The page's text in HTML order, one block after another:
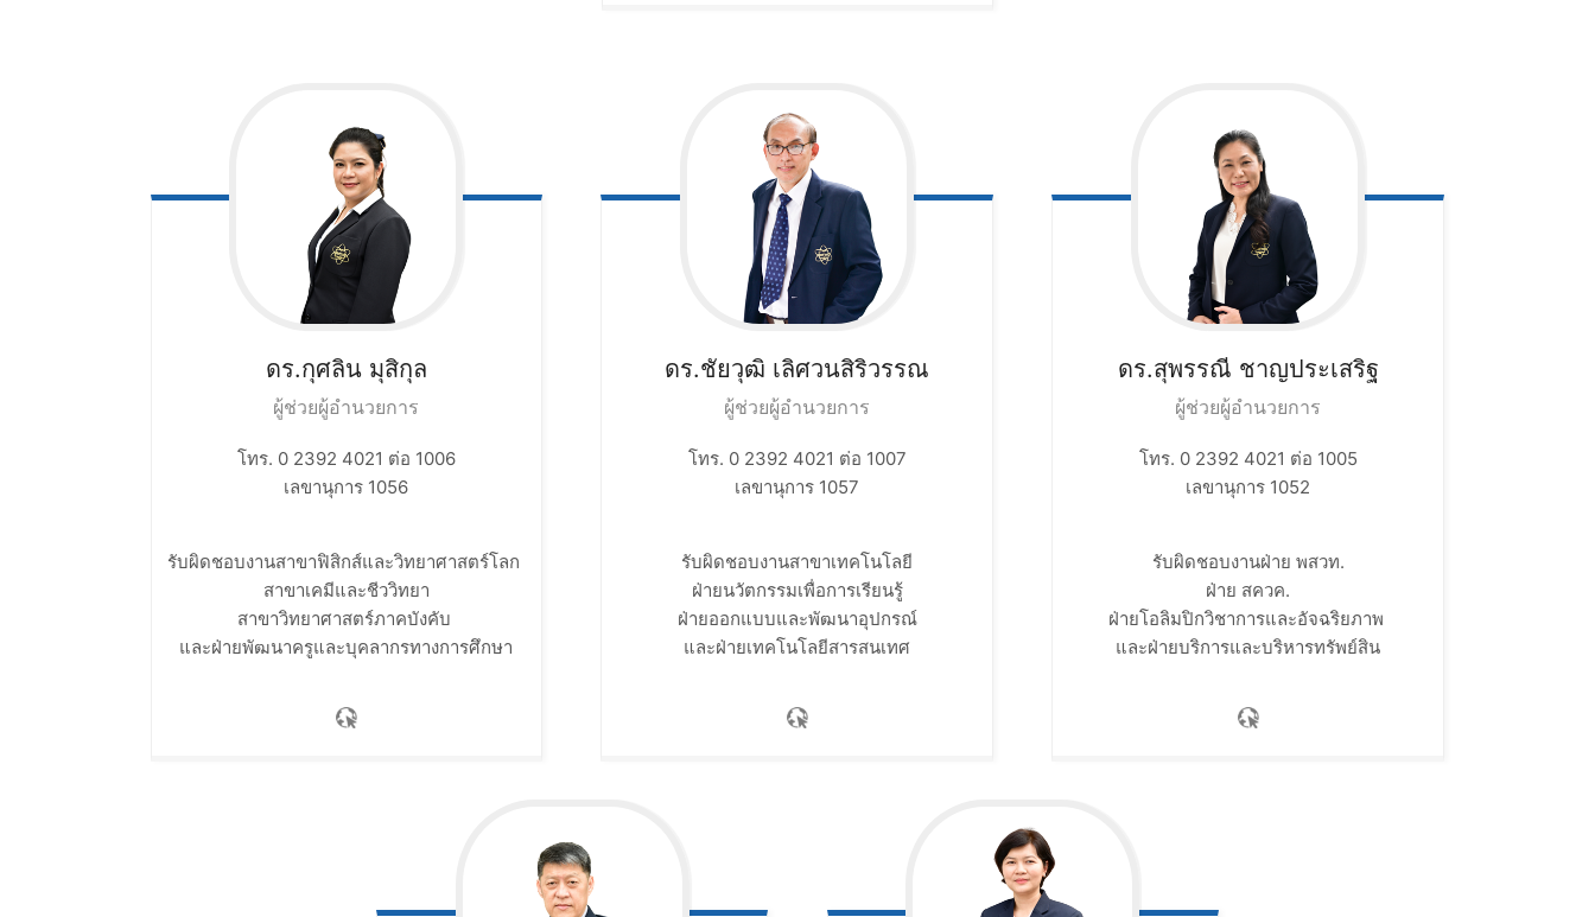
ดร.กุศลิน มุสิกุล
ผู้ช่วยผู้อำนวยการ
โทร. 0 2392 4021 ต่อ 1006
เลขานุการ 1056
รับผิดชอบงานสาขาฟิสิกส์และวิทยาศาสตร์โลก ​
สาขาเคมีและชีววิทยา​
สาขาวิทยาศาสตร์ภาคบังคับ ​
และฝ่ายพัฒนาครูและบุคลากรทางการศึกษา​
ดร.ชัยวุฒิ เลิศวนสิริวรรณ
ผู้ช่วยผู้อำนวยการ
โทร. 0 2392 4021 ต่อ 1007
เลขานุการ 1057
รับผิดชอบงานสาขาเทคโนโลยี​
ฝ่ายนวัตกรรมเพื่อการเรียนรู้​
ฝ่ายออกแบบและพัฒนาอุปกรณ์​
และฝ่ายเทคโนโลยีสารสนเทศ​
ดร.สุพรรณี ชาญประเสริฐ
ผู้ช่วยผู้อำนวยการ
โทร. 0 2392 4021 ต่อ 1005
เลขานุการ 1052
รับผิดชอบงานฝ่าย พสวท.​
ฝ่าย สควค.​
ฝ่ายโอลิมปิกวิชาการและอัจฉริยภาพ ​
และฝ่ายบริการและบริหารทรัพย์สิน​